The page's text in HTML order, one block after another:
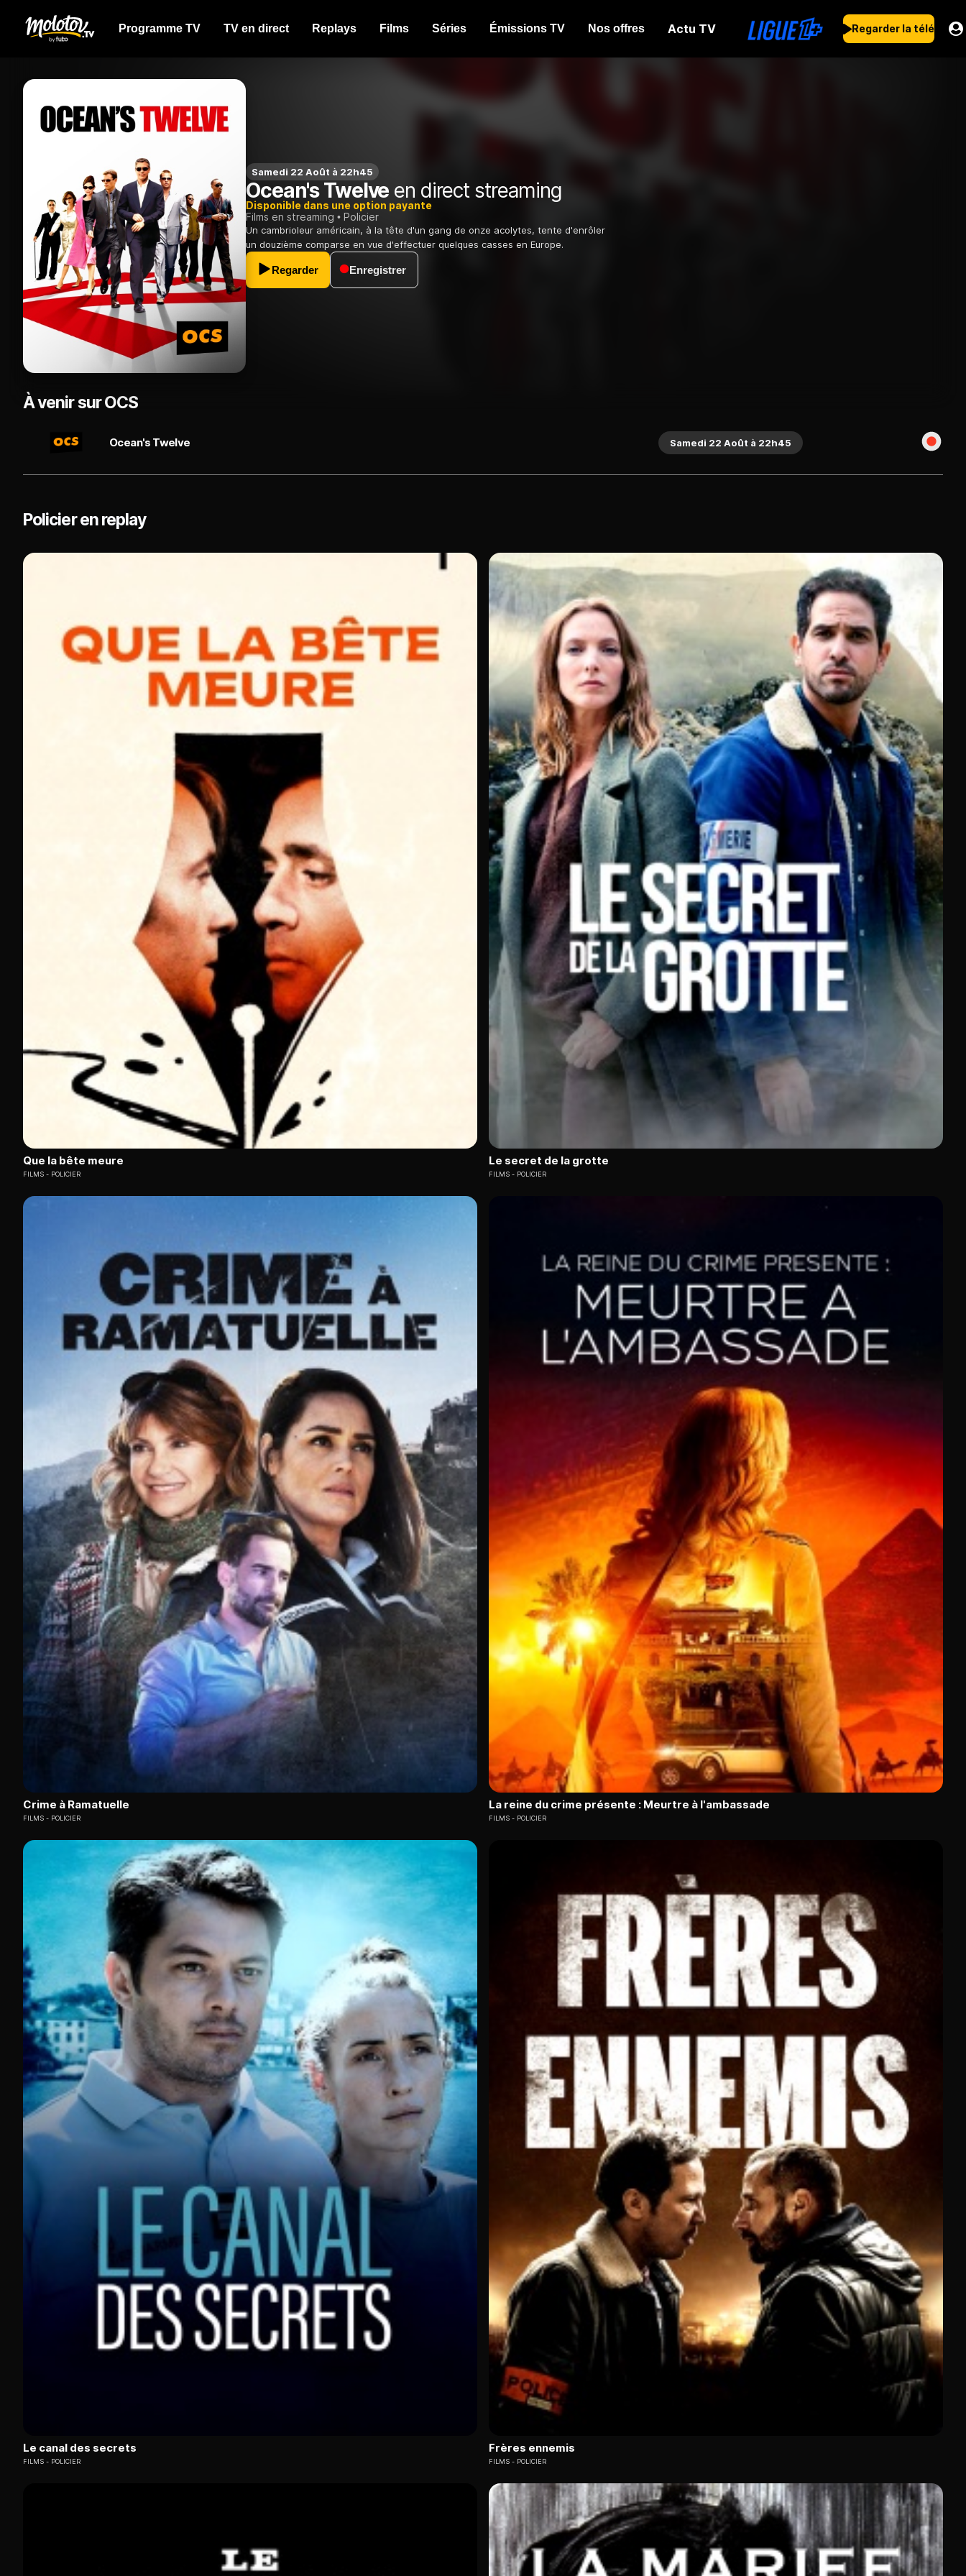
Programme TV TV en direct Replays Films Séries Émissions TV Nos offres Actu TV Regarder la télé
Samedi 22 Août à 22h45
Ocean's Twelve en direct streaming
Disponible dans une option payante
Films en streaming
Policier
Un cambrioleur américain, à la tête d'un gang de onze acolytes, tente d'enrôler
un douzième comparse en vue d'effectuer quelques casses en Europe.
Regarder Enregistrer
À venir sur OCS
Ocean's Twelve Samedi 22 Août à 22h45
Policier en replay
Que la bête meure
FILMS POLICIER
Le secret de la grotte
FILMS POLICIER
Crime à Ramatuelle
FILMS POLICIER
La reine du crime présente : Meurtre à l'ambassade
FILMS POLICIER
Le canal des secrets
FILMS POLICIER
Frères ennemis
FILMS POLICIER